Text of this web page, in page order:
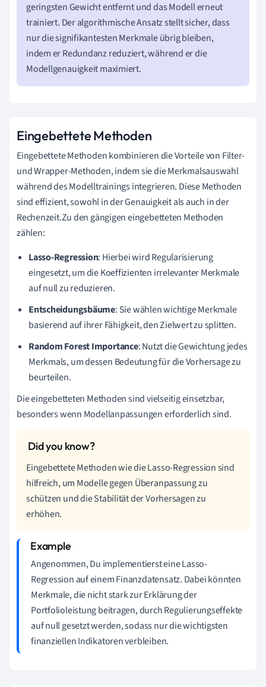
geringsten Gewicht entfernt und das Modell erneut
trainiert. Der algorithmische Ansatz stellt sicher, dass
nur die signifikantesten Merkmale übrig bleiben,
indem er Redundanz reduziert, während er die
Modellgenauigkeit maximiert.
Eingebettete Methoden
Eingebettete Methoden kombinieren die Vorteile von Filter-
und Wrapper-Methoden, indem sie die Merkmalsauswahl
während des Modelltrainings integrieren. Diese Methoden
sind effizient, sowohl in der Genauigkeit als auch in der
Rechenzeit.Zu den gängigen eingebetteten Methoden
zählen:
Lasso-Regression: Hierbei wird Regularisierung
eingesetzt, um die Koeffizienten irrelevanter Merkmale
auf null zu reduzieren.
Entscheidungsbäume: Sie wählen wichtige Merkmale
basierend auf ihrer Fähigkeit, den Zielwert zu splitten.
Random Forest Importance: Nutzt die Gewichtung jedes
Merkmals, um dessen Bedeutung für die Vorhersage zu
beurteilen.
Die eingebetteten Methoden sind vielseitig einsetzbar,
besonders wenn Modellanpassungen erforderlich sind.
Eingebettete Methoden wie die Lasso-Regression sind
hilfreich, um Modelle gegen Überanpassung zu
schützen und die Stabilität der Vorhersagen zu
erhöhen.
Angenommen, Du implementierst eine Lasso-
Regression auf einem Finanzdatensatz. Dabei könnten
Merkmale, die nicht stark zur Erklärung der
Portfolioleistung beitragen, durch Regulierungseffekte
auf null gesetzt werden, sodass nur die wichtigsten
finanziellen Indikatoren verbleiben.